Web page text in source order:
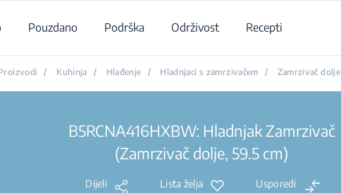
Pouzdano Podrška Održivost Recepti
/ Kuhinja / Hlađenje / Hladnjaci s zamrzivačem / Zamrzivač dolje
B5RCNA416HXBW: Hladnjak Zamrzivač
(Zamrzivač dolje, 59.5 cm)
Dijeli Lista želja Usporedi